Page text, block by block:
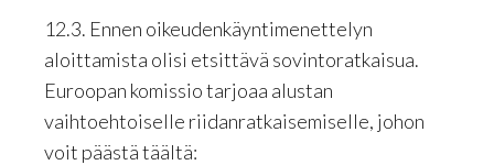
12.3. Ennen oikeudenkäyntimenettelyn
aloittamista olisi etsittävä sovintoratkaisua.
Euroopan komissio tarjoaa alustan
vaihtoehtoiselle riidanratkaisemiselle, johon
voit päästä täältä: